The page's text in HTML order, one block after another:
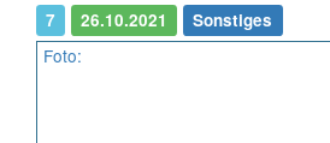
7 26.10.2021 Sonstiges
Foto: